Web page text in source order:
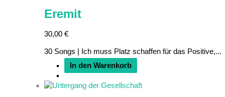
Eremit
30,00 €
30 Songs | Ich muss Platz schaffen für das Positive,...
In den Warenkorb